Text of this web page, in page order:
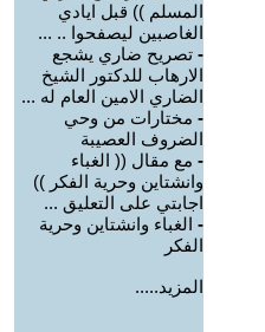
المسلم )) قبل ايادي
الغاصبين ليصفحوا .. ...
- تصريح ضاري يشجع
الارهاب للدكتور الشيخ
الضاري الامين العام له ...
- مختارات من وحي
الضروف العصيبة
- مع مقال (( الغباء
وانشتاين وحرية الفكر ))
اجابتي على التعليق ...
- الغباء وانشتاين وحرية
الفكر
المزيد.....